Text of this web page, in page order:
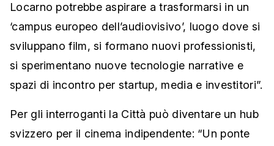
Locarno potrebbe aspirare a trasformarsi in un
‘campus europeo dell’audiovisivo’, luogo dove si
sviluppano film, si formano nuovi professionisti,
si sperimentano nuove tecnologie narrative e
spazi di incontro per startup, media e investitori”.
Per gli interroganti la Città può diventare un hub
svizzero per il cinema indipendente: “Un ponte